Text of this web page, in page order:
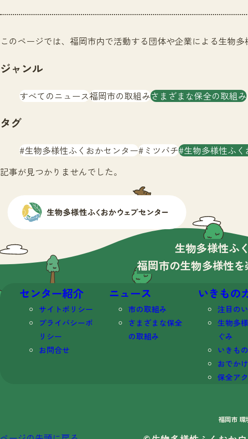
このページでは、福岡市内で活動する団体や企業による生物多
ジャンル
すべてのニュース福岡市の取組みさまざまな保全の取組み
タグ
生物多様性ふくおかセンター ミツバチ 生物多様性ふ
記事が見つかりませんでした。
生物多様性ふ
福岡市の生物多様性
センター紹介
サイトポリシー
プライバシーポ
リシー
お問合せ
ニュース
市の取組み
さまざまな保全
の取組み
いきもの
注目の
生物多
ぐみ
いきも
おでか
保全ア
福岡市 環